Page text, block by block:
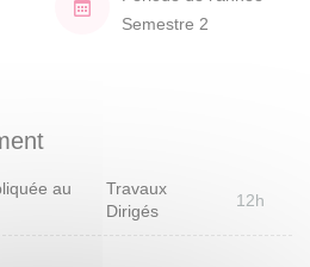
Semestre 2
au
Travaux
Dirigés
12h